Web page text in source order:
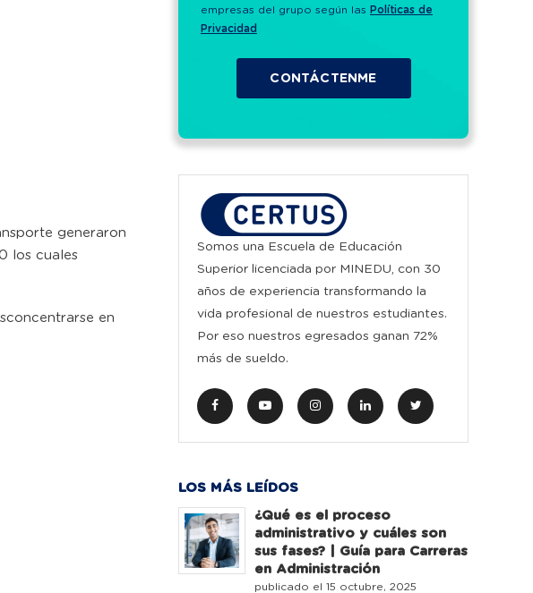
generaron
los cuales
en
empresas del grupo según las Políticas de
Privacidad
Somos una Escuela de Educación
Superior licenciada por MINEDU, con 30
años de experiencia transformando la
vida profesional de nuestros estudiantes.
Por eso nuestros egresados ganan 72%
más de sueldo.
LOS MÁS LEÍDOS
¿Qué es el proceso
administrativo y cuáles son
sus fases? | Guía para Carreras
en Administración
publicado el 15 octubre, 2025